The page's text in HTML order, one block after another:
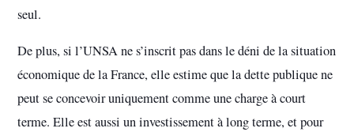
seul.
De plus, si l’UNSA ne s’inscrit pas dans le déni de la situation
économique de la France, elle estime que la dette publique ne
peut se concevoir uniquement comme une charge à court
terme. Elle est aussi un investissement à long terme, et pour